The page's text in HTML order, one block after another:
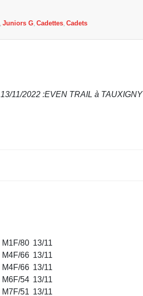
Juniors G Cadettes Cadets
13/11/2022 :EVEN TRAIL à TAUXIGNY
M1F/80 13/11
M4F/66 13/11
M4F/66 13/11
M6F/54 13/11
M7F/51 13/11